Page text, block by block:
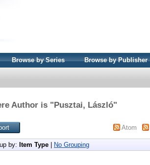
Browse by Series Browse by Publisher
Author is "Pusztai, László"
Atom
by: Item Type No Grouping